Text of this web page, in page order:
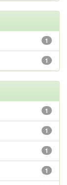
1
1
1
1
1
1